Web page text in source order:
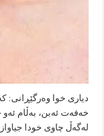
دیاری خوا وه‌رگێڕانی:
خه‌فه‌ت ئه‌بن، به‌ڵام ئه‌و
له‌گه‌ڵ چاوی خودا